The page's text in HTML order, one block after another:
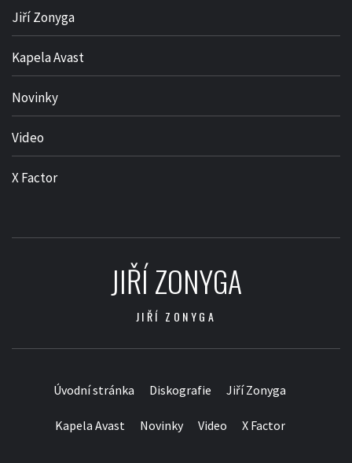
Jiří Zonyga
Kapela Avast
Novinky
Video
X Factor
JIŘÍ ZONYGA
JIŘÍ ZONYGA
Úvodní stránka Diskografie Jiří Zonyga
Kapela Avast Novinky Video X Factor